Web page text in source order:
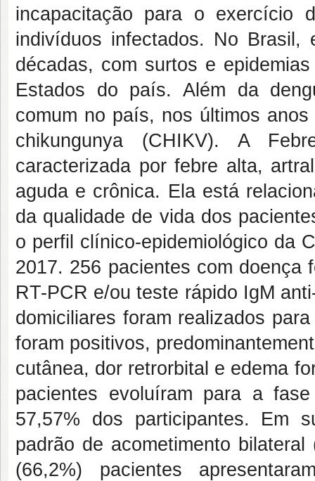
incapacitação para o exercício
indivíduos infectados. No
décadas, com surtos e
Estados do país. Além da
comum no país, nos últimos
chikungunya (CHIKV). A
caracterizada por febre alta,
aguda e crônica. Ela está
da qualidade de vida dos
o perfil clínico-epidemiológico da
2017. 256 pacientes com doença
RT-PCR e/ou teste rápido IgM
domiciliares foram realizados
foram positivos,
cutânea, dor retrorbital e edema
pacientes evoluíram para a
57,57% dos participantes. Em
padrão de acometimento
(66,2%) pacientes